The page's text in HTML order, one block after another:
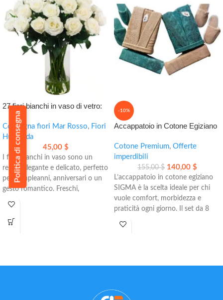
27 fiori bianchi in vaso di vetro:
eleganza fresca per ogni
occasione
Consegna fiori Mar Rosso, Fiori
Hurghada
45,00 $
I fiori bianchi in vaso sono un
regalo elegante e delicato, perfetto
per compleanni, anniversari o un
gesto romantico. Freschi,
raffinatezza in ogni ambiente.
• Consegna gratuita a Hurghada
-10%
Accappatoio in Cotone Egiziano
Cotone Premium, Offerte
imperdibili
155,00$ 140,00 $
L’accappatoio in cotone egiziano
SIGMA è la scelta ideale per chi
vuole comfort, morbidezza e
praticità ogni giorno. Il set da 8
- 2 asciugamani assorbenti
Politica di consegna